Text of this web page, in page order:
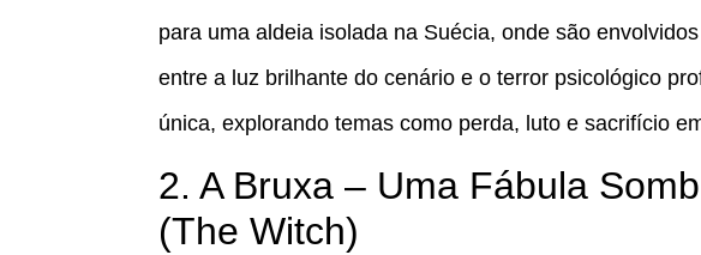
para uma aldeia isolada na Suécia, onde são
entre a luz brilhante do cenário e o terror psicológico
única, explorando temas como perda, luto e sacrifício
2. A Bruxa – Uma Fábula
(The Witch)